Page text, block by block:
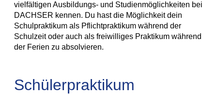
vielfältigen Ausbildungs- und Studienmöglichkeiten bei
DACHSER kennen. Du hast die Möglichkeit dein
Schulpraktikum als Pflichtpraktikum während der
Schulzeit oder auch als freiwilliges Praktikum während
der Ferien zu absolvieren.
Schülerpraktikum